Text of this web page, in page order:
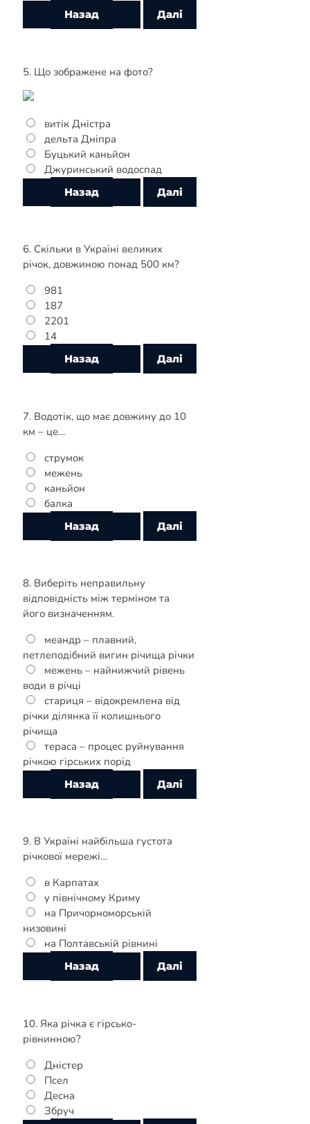
5. Що зображене на фото?
витік Дністра
дельта Дніпра
Буцький каньйон
Джуринський водоспад
6. Скільки в Україні великих
річок, довжиною понад 500 км?
981
187
2201
14
7. Водотік, що має довжину до 10
км – це…
струмок
межень
каньйон
балка
8. Виберіть неправильну
відповідність між терміном та
його визначенням.
меандр – плавний,
петлеподібний вигин річища річки
межень – найнижчий рівень
води в річці
стариця – відокремлена від
річки ділянка її колишнього
річища
тераса – процес руйнування
річкою гірських порід
9. В Україні найбільша густота
річкової мережі…
в Карпатах
у північному Криму
на Причорноморській
низовині
на Полтавській рівнині
10. Яка річка є гірсько-
рівнинною?
Дністер
Псел
Десна
Збруч